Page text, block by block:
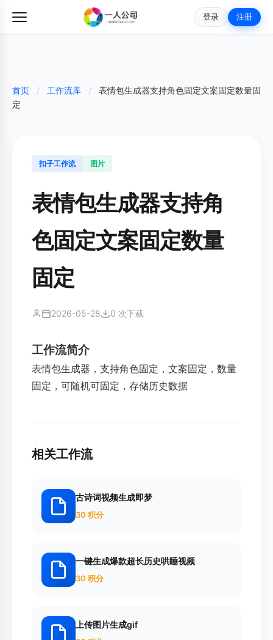
登录 注册
首页 / 工作流库 /
表情包生成器支持角色固定文案固定数量固
定
扣子工作流 图片
表情包生成器支持角
色固定文案固定数量
固定
2026-05-28 0 次下载
工作流简介
表情包生成器，支持角色固定，文案固定，数量
固定，可随机可固定，存储历史数据
相关工作流
古诗词视频生成即梦
30 积分
一键生成爆款超长历史哄睡视频
30 积分
上传图片生成gif